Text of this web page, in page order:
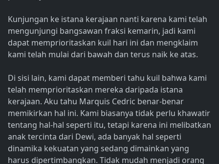
Kunjungan ke istana kerajaan nanti karena kami telah
mengunjungi bangsawan fraksi kemarin, jadi kami
dapat memprioritaskan kuil hari ini dan mengklaim
kami telah mulai dari bawah dan terus naik ke atas.
Di sisi lain, kami dapat memberi tahu kuil bahwa kami
telah memprioritaskan mereka daripada istana
kerajaan. Aku tahu Marquis Cedric benar-benar
memikirkan hal ini. Kami biasanya tidak perlu khawatir
tentang hal-hal seperti itu, tetapi karena ini melibatkan
anak tercinta dari Dewi, ada banyak hal seperti
dinamika kekuatan yang sedang dimainkan yang
harus dipertimbangkan. Tidak mudah menjadi orang